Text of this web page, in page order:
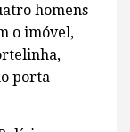
homens
o imóvel,
porta-